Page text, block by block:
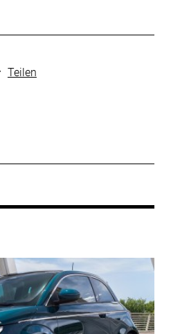
Teilen